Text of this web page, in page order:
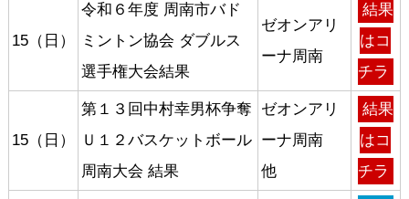
15（日）
令和６年度 周南市バド
ミントン協会 ダブルス
選手権大会結果
ゼオンアリ
ーナ周南
結果
はコ
チラ
15（日）
第１３回中村幸男杯争奪
Ｕ１２バスケットボール
周南大会 結果
ゼオンアリ
ーナ周南
他
結果
はコ
チラ